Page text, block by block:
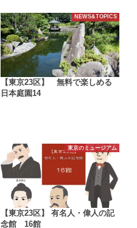
NEWS&TOPICS
【東京23区】 無料で楽しめる
日本庭園14
東京のミュージアム
【東京23区】 有名人・偉人の記
念館 16館